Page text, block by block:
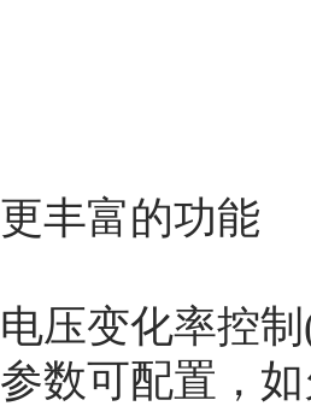
更丰富的功能
电压变化率控
参数可配置，